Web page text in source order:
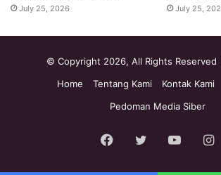
July 25, 2026 July 25,
© Copyright 2026, All Rights
Home
Tentang Kami Kontak Kami
Pedoman Media Siber
Facebook
Twitter